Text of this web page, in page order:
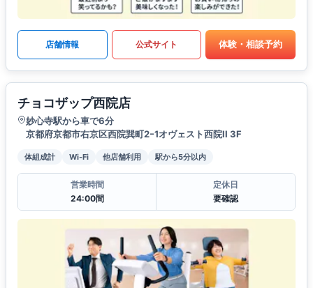
店舗情報 公式サイト 体験・相談予約
チョコザップ西院店
妙心寺駅から車で6分
京都府京都市右京区西院巽町2ｰ1オヴェスト西院II 3F
体組成計 Wi-Fi 他店舗利用 駅から5分以内
営業時間
24:00間
定休日
要確認